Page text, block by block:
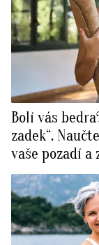
Bolí vás
zadek“.
vaše pozadí